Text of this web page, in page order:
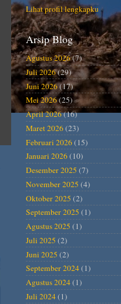
Lihat profil lengkapku
Arsip Blog
Agustus 2026(7)
Juli 2026(29)
Juni 2026(17)
Mei 2026(25)
April 2026(16)
Maret 2026(23)
Februari 2026(15)
Januari 2026(10)
Desember 2025 (7)
November 2025 (4)
Oktober 2025 (2)
September 2025 (1)
Agustus 2025 (1)
Juli 2025 (2)
Juni 2025 (2)
September 2024(1)
Agustus 2024(1)
Juli 2024(1)